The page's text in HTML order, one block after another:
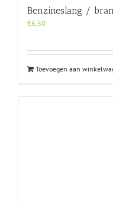
Benzineslang /
€6,50
Toevoegen aan